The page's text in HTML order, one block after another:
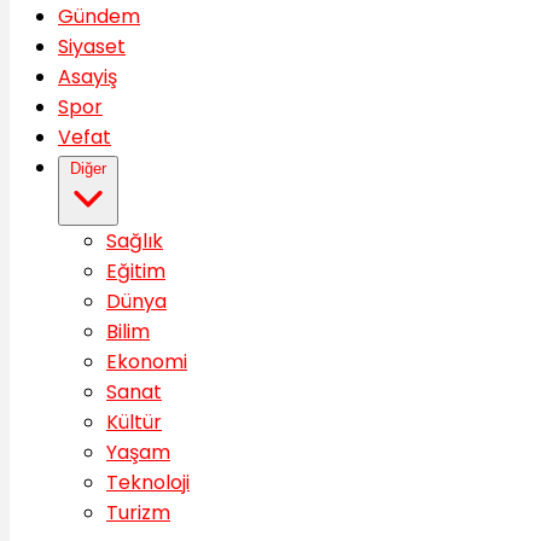
Gündem
Siyaset
Asayiş
Spor
Vefat
Diğer
Sağlık
Eğitim
Dünya
Bilim
Ekonomi
Sanat
Kültür
Yaşam
Teknoloji
Turizm